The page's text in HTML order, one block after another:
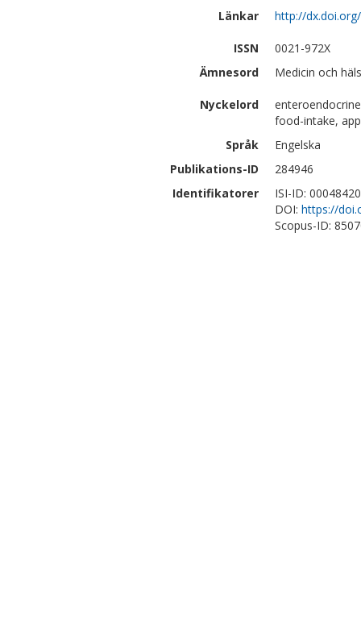
Länkar
http://
ISSN
0021-972X
Ämnesord
Medicin och
Nyckelord
food-intake,
Språk
Engelska
Publikations-ID
284946
Identifikatorer
ISI-ID:
DOI: https://
Scopus-ID: